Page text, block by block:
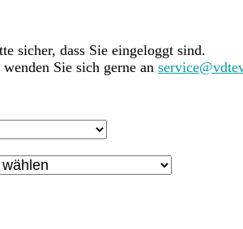
sicher, dass Sie eingeloggt sind.
Sie sich gerne an